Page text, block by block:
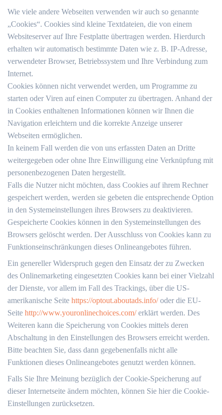
Wie viele andere Webseiten verwenden wir auch so genannte
„Cookies“. Cookies sind kleine Textdateien, die von einem
Websiteserver auf Ihre Festplatte übertragen werden. Hierdurch
erhalten wir automatisch bestimmte Daten wie z. B. IP-Adresse,
verwendeter Browser, Betriebssystem und Ihre Verbindung zum
Internet.
Cookies können nicht verwendet werden, um Programme zu
starten oder Viren auf einen Computer zu übertragen. Anhand der
in Cookies enthaltenen Informationen können wir Ihnen die
Navigation erleichtern und die korrekte Anzeige unserer
Webseiten ermöglichen.
In keinem Fall werden die von uns erfassten Daten an Dritte
weitergegeben oder ohne Ihre Einwilligung eine Verknüpfung mit
personenbezogenen Daten hergestellt.
Falls die Nutzer nicht möchten, dass Cookies auf ihrem Rechner
gespeichert werden, werden sie gebeten die entsprechende Option
in den Systemeinstellungen ihres Browsers zu deaktivieren.
Gespeicherte Cookies können in den Systemeinstellungen des
Browsers gelöscht werden. Der Ausschluss von Cookies kann zu
Funktionseinschränkungen dieses Onlineangebotes führen.
Ein genereller Widerspruch gegen den Einsatz der zu Zwecken
des Onlinemarketing eingesetzten Cookies kann bei einer Vielzahl
der Dienste, vor allem im Fall des Trackings, über die US-
amerikanische Seite https://optout.aboutads.info/oder die EU-
Seite http://www.youronlinechoices.com/erklärt werden. Des
Weiteren kann die Speicherung von Cookies mittels deren
Abschaltung in den Einstellungen des Browsers erreicht werden.
Bitte beachten Sie, dass dann gegebenenfalls nicht alle
Funktionen dieses Onlineangebotes genutzt werden können.
Falls Sie Ihre Meinung bezüglich der Cookie-Speicherung auf
dieser Internetseite ändern möchten, können Sie hier die Cookie-
Einstellungen zurücksetzen.